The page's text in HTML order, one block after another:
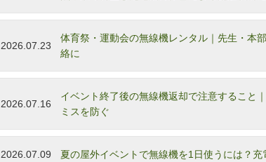
2026.07.23
体育祭・運動会の無線機レンタル｜先生・本
絡に
2026.07.16
イベント終了後の無線機返却で注意すること
ミスを防ぐ
2026.07.09 夏の屋外イベントで無線機を1日使うには？